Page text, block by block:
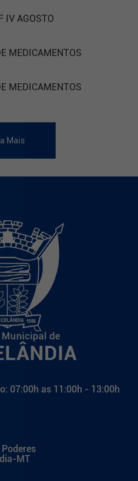
IV AGOSTO
MEDICAMENTOS
MEDICAMENTOS
Mais
07:00h as 11:00h - 13:00h
MT